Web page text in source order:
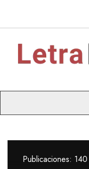
Publicaciones: 140